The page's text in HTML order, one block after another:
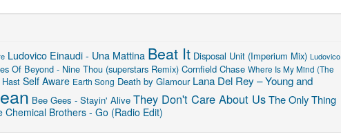
Ludovico Einaudi - Una Mattina Beat It Disposal Unit (Imperium Mix) Ludovico
Of Beyond - Nine Thou (superstars Remix) Cornfield Chase Where Is My Mind (The
Self Aware Earth Song Death by Glamour Lana Del Rey – Young and
Bee Gees - Stayin' Alive They Don't Care About UsThe Only Thing
Chemical Brothers - Go (Radio Edit)